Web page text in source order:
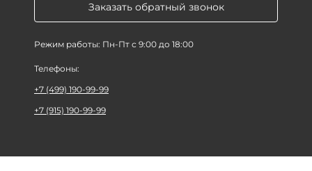
Заказать обратный звонок
Режим работы: Пн-Пт с 9:00 до 18:00
Телефоны:
+7 (499) 190-99-99
+7 (915) 190-99-99